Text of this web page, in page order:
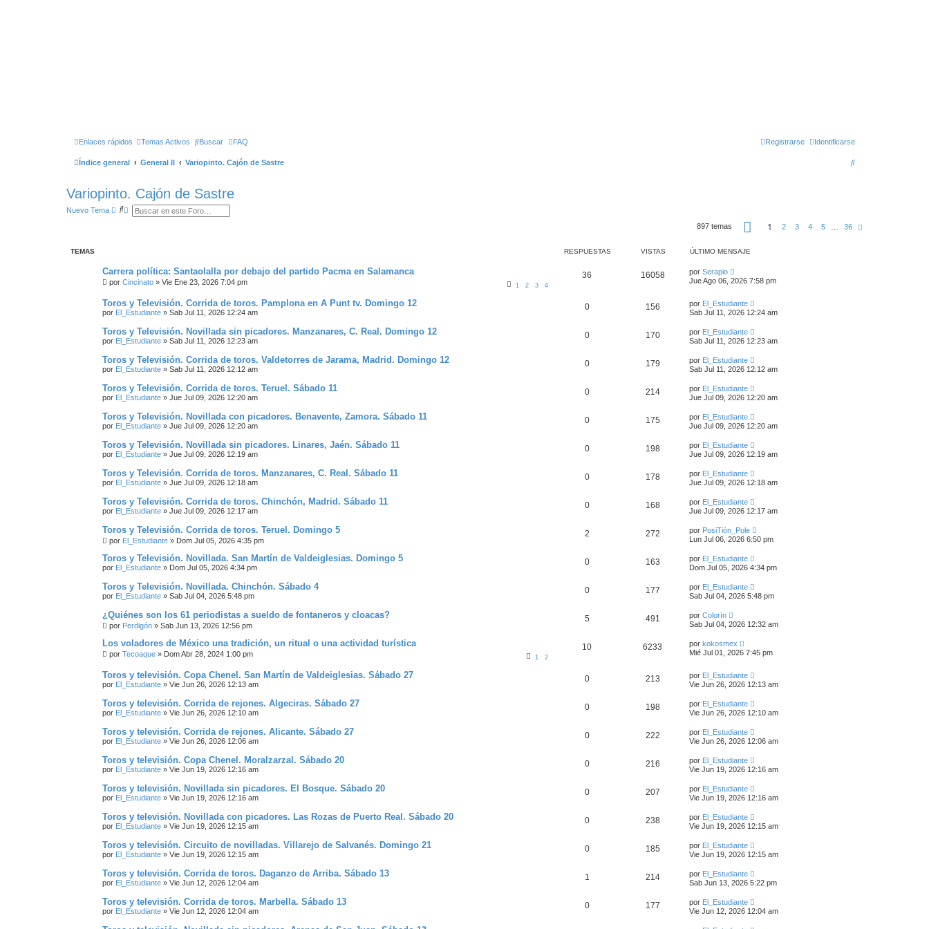
Enlaces rápidos Temas Activos Buscar FAQ Identificarse
Registrarse
Índice general General II Variopinto. Cajón de Sastre
B
Variopinto. Cajón de Sastre
Nuevo Tema
B B
A
V
Z
A
A
897 temas
d
1 2 3 4 5 36
TEMAS RESPUESTAS VISTAS ÚLTIMO MENSAJE
Carrera política: Santaolalla por debajo del partido Pacma en Salamanca
por Cincinato » Vie Ene 23, 2026 7:04 pm 1 2 3 4
36 16058 por Serapio
Jue Ago 06, 2026 7:58 pm
Toros y Televisión. Corrida de toros. Pamplona en A Punt tv. Domingo 12
por El_Estudiante » Sab Jul 11, 2026 12:24 am
0 156 por El_Estudiante
Sab Jul 11, 2026 12:24 am
Toros y Televisión. Novillada sin picadores. Manzanares, C. Real. Domingo 12
por El_Estudiante » Sab Jul 11, 2026 12:23 am
0 170 por El_Estudiante
Sab Jul 11, 2026 12:23 am
Toros y Televisión. Corrida de toros. Valdetorres de Jarama, Madrid. Domingo 12
por El_Estudiante » Sab Jul 11, 2026 12:12 am
0 179 por El_Estudiante
Sab Jul 11, 2026 12:12 am
Toros y Televisión. Corrida de toros. Teruel. Sábado 11
por El_Estudiante » Jue Jul 09, 2026 12:20 am
0 214 por El_Estudiante
Jue Jul 09, 2026 12:20 am
Toros y Televisión. Novillada con picadores. Benavente, Zamora. Sábado 11
por El_Estudiante » Jue Jul 09, 2026 12:20 am
0 175 por El_Estudiante
Jue Jul 09, 2026 12:20 am
Toros y Televisión. Novillada sin picadores. Linares, Jaén. Sábado 11
por El_Estudiante » Jue Jul 09, 2026 12:19 am
0 198 por El_Estudiante
Jue Jul 09, 2026 12:19 am
Toros y Televisión. Corrida de toros. Manzanares, C. Real. Sábado 11
por El_Estudiante » Jue Jul 09, 2026 12:18 am
0 178 por El_Estudiante
Jue Jul 09, 2026 12:18 am
Toros y Televisión. Corrida de toros. Chinchón, Madrid. Sábado 11
por El_Estudiante » Jue Jul 09, 2026 12:17 am
0 168 por El_Estudiante
Jue Jul 09, 2026 12:17 am
Toros y Televisión. Corrida de toros. Teruel. Domingo 5
por El_Estudiante » Dom Jul 05, 2026 4:35 pm
2 272 por PosiTión_Pole
Lun Jul 06, 2026 6:50 pm
Toros y Televisión. Novillada. San Martín de Valdeiglesias. Domingo 5
por El_Estudiante » Dom Jul 05, 2026 4:34 pm
0 163 por El_Estudiante
Dom Jul 05, 2026 4:34 pm
Toros y Televisión. Novillada. Chinchón. Sábado 4
por El_Estudiante » Sab Jul 04, 2026 5:48 pm
0 177 por El_Estudiante
Sab Jul 04, 2026 5:48 pm
¿Quiénes son los 61 periodistas a sueldo de fontaneros y cloacas?
por Perdigón » Sab Jun 13, 2026 12:56 pm
5 491 por Colorín
Sab Jul 04, 2026 12:32 am
Los voladores de México una tradición, un ritual o una actividad turística
por Tecoaque » Dom Abr 28, 2024 1:00 pm 1 2
10 6233 por kokosmex
Mié Jul 01, 2026 7:45 pm
Toros y televisión. Copa Chenel. San Martín de Valdeiglesias. Sábado 27
por El_Estudiante » Vie Jun 26, 2026 12:13 am
0 213 por El_Estudiante
Vie Jun 26, 2026 12:13 am
Toros y televisión. Corrida de rejones. Algeciras. Sábado 27
por El_Estudiante » Vie Jun 26, 2026 12:10 am
0 198 por El_Estudiante
Vie Jun 26, 2026 12:10 am
Toros y televisión. Corrida de rejones. Alicante. Sábado 27
por El_Estudiante » Vie Jun 26, 2026 12:06 am
0 222 por El_Estudiante
Vie Jun 26, 2026 12:06 am
Toros y televisión. Copa Chenel. Moralzarzal. Sábado 20
por El_Estudiante » Vie Jun 19, 2026 12:16 am
0 216 por El_Estudiante
Vie Jun 19, 2026 12:16 am
Toros y televisión. Novillada sin picadores. El Bosque. Sábado 20
por El_Estudiante » Vie Jun 19, 2026 12:16 am
0 207 por El_Estudiante
Vie Jun 19, 2026 12:16 am
Toros y televisión. Novillada con picadores. Las Rozas de Puerto Real. Sábado 20
por El_Estudiante » Vie Jun 19, 2026 12:15 am
0 238 por El_Estudiante
Vie Jun 19, 2026 12:15 am
Toros y televisión. Circuito de novilladas. Villarejo de Salvanés. Domingo 21
por El_Estudiante » Vie Jun 19, 2026 12:15 am
0 185 por El_Estudiante
Vie Jun 19, 2026 12:15 am
Toros y televisión. Corrida de toros. Daganzo de Arriba. Sábado 13
por El_Estudiante » Vie Jun 12, 2026 12:04 am
1 214 por El_Estudiante
Sab Jun 13, 2026 5:22 pm
Toros y televisión. Corrida de toros. Marbella. Sábado 13
por El_Estudiante » Vie Jun 12, 2026 12:04 am
0 177 por El_Estudiante
Vie Jun 12, 2026 12:04 am